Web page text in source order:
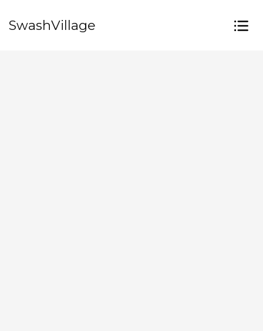
SwashVillage